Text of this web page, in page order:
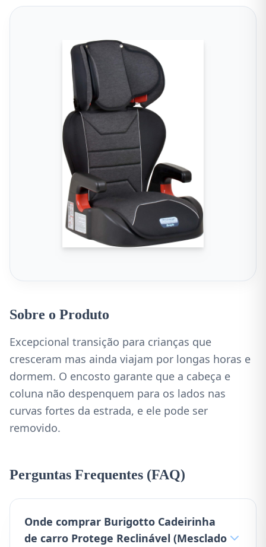
Sobre o Produto
Excepcional transição para crianças que
cresceram mas ainda viajam por longas horas e
dormem. O encosto garante que a cabeça e
coluna não despenquem para os lados nas
curvas fortes da estrada, e ele pode ser
removido.
Perguntas Frequentes (FAQ)
Onde comprar Burigotto Cadeirinha
de carro Protege Reclinável (Mesclado